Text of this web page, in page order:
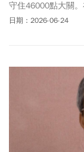
守住46000點大關
強，一度觸及185.5
溫，聯電基本面表
元，並同步給予「
178元計算，還有3
日期：2026-06-24